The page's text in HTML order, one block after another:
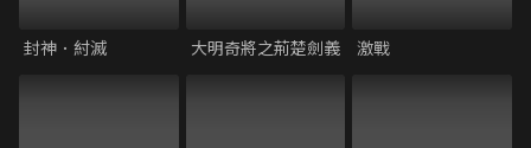
封神．紂滅 大明奇將之荊楚劍義 激戰